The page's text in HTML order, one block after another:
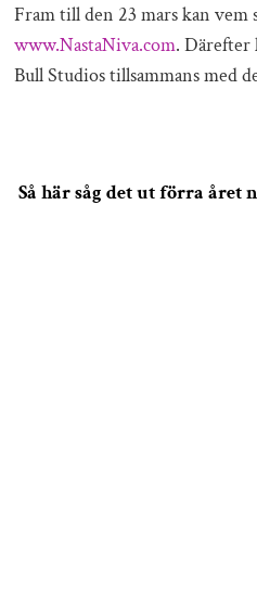
Fram till den 23 mars kan vem
www.NastaNiva.com. Därefter
Bull Studios tillsammans med
Så här såg det ut förra året